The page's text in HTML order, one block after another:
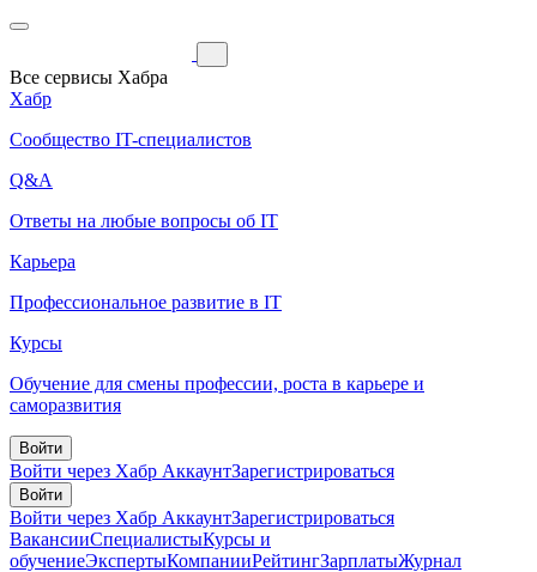
Все сервисы Хабра
Хабр
Сообщество IT-специалистов
Q&A
Ответы на любые вопросы об IT
Карьера
Профессиональное развитие в IT
Курсы
Обучение для смены профессии, роста в карьере и
саморазвития
Войти
Войти через Хабр АккаунтЗарегистрироваться
Войти
Войти через Хабр АккаунтЗарегистрироваться
ВакансииСпециалистыКурсы и
обучениеЭкспертыКомпанииРейтингЗарплатыЖурнал